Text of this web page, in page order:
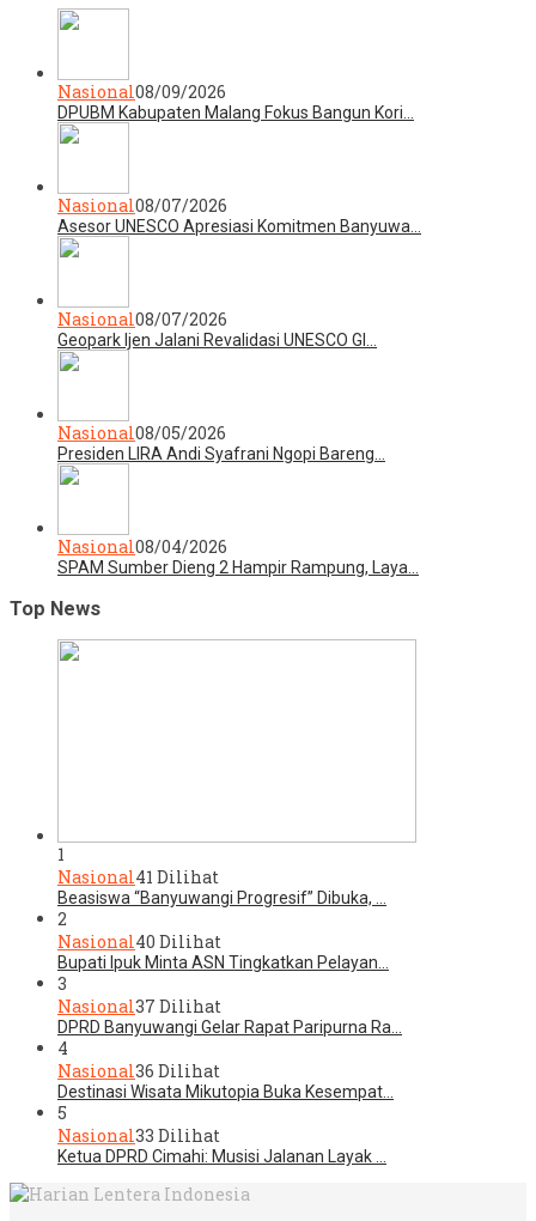
Nasional08/09/2026
DPUBM Kabupaten Malang Fokus Bangun Kori…
Nasional08/07/2026
Asesor UNESCO Apresiasi Komitmen Banyuwa…
Nasional08/07/2026
Geopark Ijen Jalani Revalidasi UNESCO Gl…
Nasional08/05/2026
Presiden LIRA Andi Syafrani Ngopi Bareng…
Nasional08/04/2026
SPAM Sumber Dieng 2 Hampir Rampung, Laya…
Top News
1
Nasional41 Dilihat
Beasiswa “Banyuwangi Progresif” Dibuka, …
2
Nasional40 Dilihat
Bupati Ipuk Minta ASN Tingkatkan Pelayan…
3
Nasional37 Dilihat
DPRD Banyuwangi Gelar Rapat Paripurna Ra…
4
Nasional36 Dilihat
Destinasi Wisata Mikutopia Buka Kesempat…
5
Nasional33 Dilihat
Ketua DPRD Cimahi: Musisi Jalanan Layak …